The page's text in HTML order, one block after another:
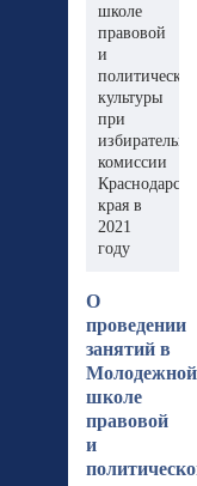
школе
правовой
и
политической
культуры
при
комиссии
края в
2021
году
О
проведении
занятий в
Молодежной
школе
правовой
и